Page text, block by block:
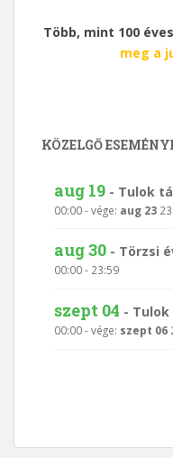
Több, mint 100
meg a
KÖZELGŐ
aug 19 - Tulok
00:00- vége: aug 23
aug 30 - Törzsi
00:00- 23:59
szept 04 - Tulok
00:00- vége: szept 06